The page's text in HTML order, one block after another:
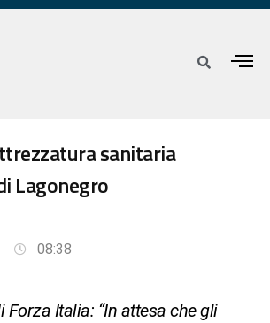
sanitaria
Lagonegro
08:38
Italia: “In attesa che gli